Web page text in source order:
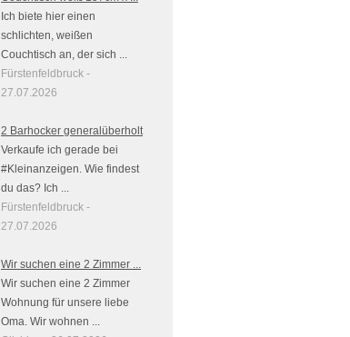
Ich biete hier einen
schlichten, weißen
Couchtisch an, der sich ...
Fürstenfeldbruck -
27.07.2026
2 Barhocker generalüberholt
Verkaufe ich gerade bei
#Kleinanzeigen. Wie findest
du das? Ich ...
Fürstenfeldbruck -
27.07.2026
Wir suchen eine 2 Zimmer ...
Wir suchen eine 2 Zimmer
Wohnung für unsere liebe
Oma. Wir wohnen ...